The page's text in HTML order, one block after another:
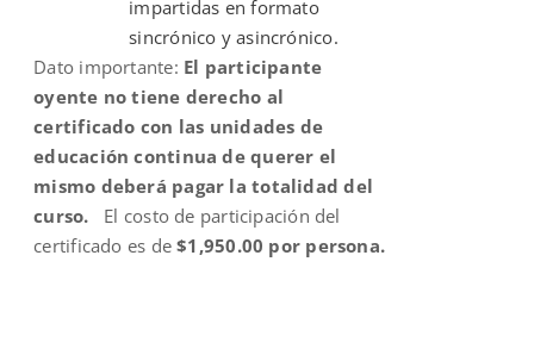
impartidas en formato
sincrónico y asincrónico.
Dato importante: El participante
oyente no tiene derecho al
certificado con las unidades de
educación continua de querer el
mismo deberá pagar la totalidad del
curso.
El costo de participación del
certificado es de$1,950.00 por persona.